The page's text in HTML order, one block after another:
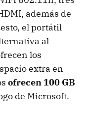
además de
el portátil
al
los
extra en
ofrecen 100 GB
de Microsoft.